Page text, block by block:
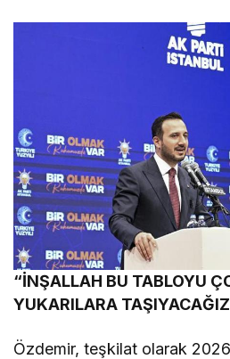
“İNŞALLAH BU TABLOYU
YUKARILARA
Özdemir, teşkilat olarak